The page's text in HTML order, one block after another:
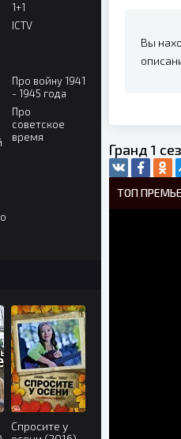
Вы
Гранд 1
ТОП
1+1
ICTV
Про войну 1941
- 1945 года
Про
советское
время
Спросите у